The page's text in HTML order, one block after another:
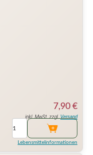
7,90 €
inkl. MwSt. zzgl. Versand
Lebensmittelinformationen